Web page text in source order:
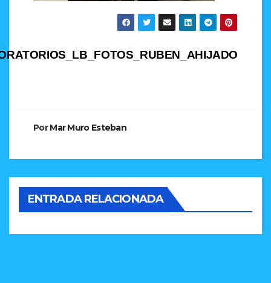
Navegación
PorMar Muro Esteban
ENTRADA RELACIONADA